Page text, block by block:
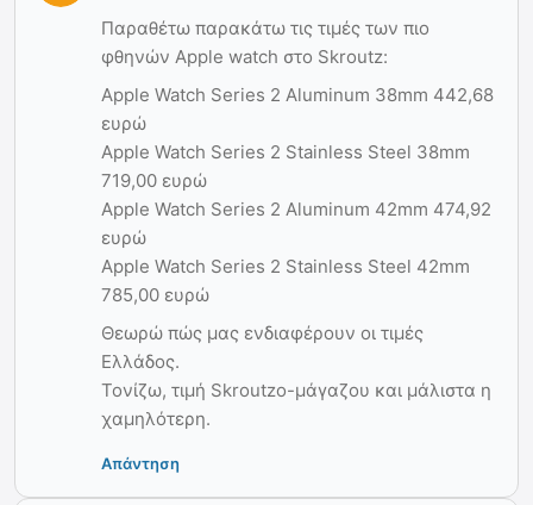
Παραθέτω παρακάτω τις τιμές των πιο
φθηνών Apple watch στο Skroutz:
Apple Watch Series 2 Aluminum 38mm 442,68
ευρώ
Apple Watch Series 2 Stainless Steel 38mm
719,00 ευρώ
Apple Watch Series 2 Aluminum 42mm 474,92
ευρώ
Apple Watch Series 2 Stainless Steel 42mm
785,00 ευρώ
Θεωρώ πώς μας ενδιαφέρουν οι τιμές
Ελλάδος.
Τονίζω, τιμή Skroutzo-μάγαζου και μάλιστα η
χαμηλότερη.
Απάντηση